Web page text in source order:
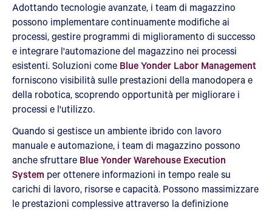
Adottando tecnologie avanzate, i team di magazzino
possono implementare continuamente modifiche ai
processi, gestire programmi di miglioramento di successo
e integrare l'automazione del magazzino nei processi
esistenti. Soluzioni come Blue Yonder Labor Management
forniscono visibilità sulle prestazioni della manodopera e
della robotica, scoprendo opportunità per migliorare i
processi e l'utilizzo.
Quando si gestisce un ambiente ibrido con lavoro
manuale e automazione, i team di magazzino possono
anche sfruttare Blue Yonder Warehouse Execution
System per ottenere informazioni in tempo reale su
carichi di lavoro, risorse e capacità. Possono massimizzare
le prestazioni complessive attraverso la definizione